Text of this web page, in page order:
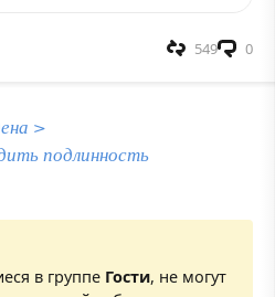
0
549
>
подлинность
в группе Гости, не могут